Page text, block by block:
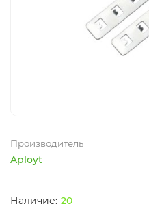
Производитель
Aployt
20